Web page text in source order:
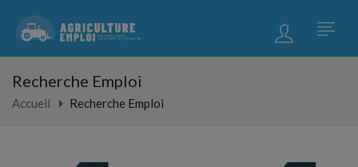
Recherche Emploi
Accueil Recherche Emploi